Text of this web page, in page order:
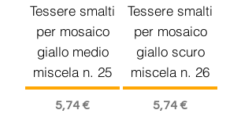
Tessere smalti
per mosaico
giallo medio
miscela n. 25
Prezzo
5,74 €
Tessere smalti
per mosaico
giallo scuro
miscela n. 26
Prezzo
5,74 €